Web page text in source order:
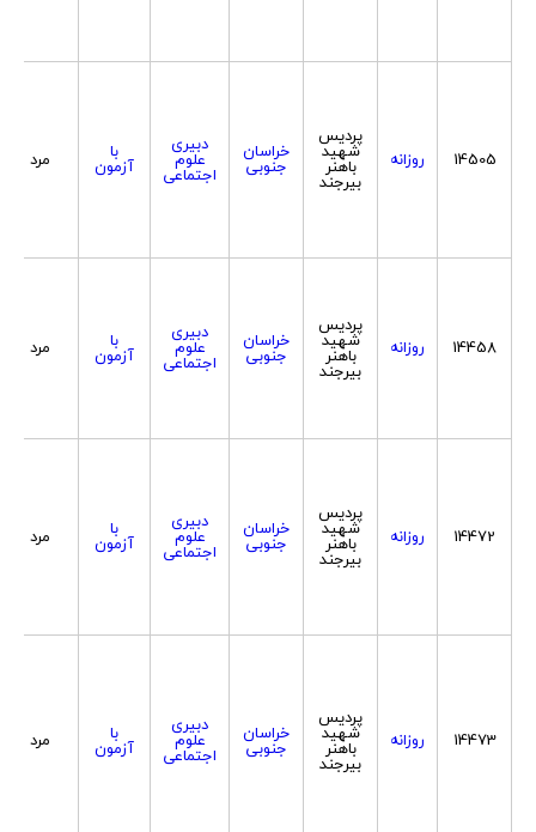
14505 روزانه
پردیس
شهید
باهنر
بیرجند
خراسان
جنوبی
دبیری
علوم
اجتماعی
با
آزمون مرد
14458 روزانه
پردیس
شهید
باهنر
بیرجند
خراسان
جنوبی
دبیری
علوم
اجتماعی
با
آزمون مرد
14472 روزانه
پردیس
شهید
باهنر
بیرجند
خراسان
جنوبی
دبیری
علوم
اجتماعی
با
آزمون مرد
14473 روزانه
پردیس
شهید
باهنر
بیرجند
خراسان
جنوبی
دبیری
علوم
اجتماعی
با
آزمون مرد